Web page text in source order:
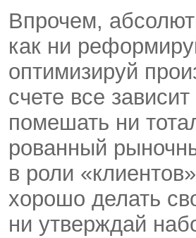
Впрочем,
как ни
оптимизируй
счете все
помешать ни
рованный
в роли
хорошо делать
ни утверждай